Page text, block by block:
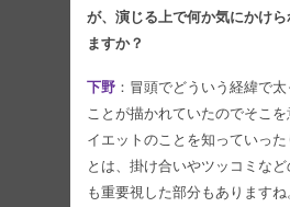
が、演じる上で何か気にかけら
ますか？
下野 ：冒頭でどういう経緯で
ことが描かれていたのでそこ
イエットのことを知っていっ
とは、掛け合いやツッコミなど
も重要視した部分もありますね